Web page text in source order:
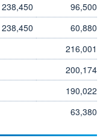
238,450
96,500
238,450
60,880
216,001
200,174
190,022
63,380